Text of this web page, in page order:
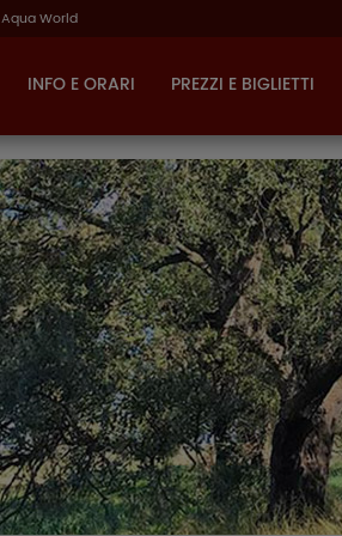
Aqua World
INFO E ORARI PREZZI E BIGLIETTI